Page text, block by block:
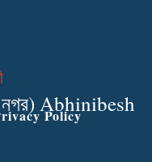
Policy
Abhinibesh